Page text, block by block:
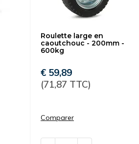
Roulette large en
caoutchouc - 200mm -
600kg
€ 59,89
(71,87 TTC)
Comparer